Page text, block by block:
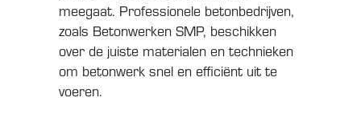
meegaat. Professionele betonbedrijven,
zoals Betonwerken SMP, beschikken
over de juiste materialen en technieken
om betonwerk snel en efficiënt uit te
voeren.